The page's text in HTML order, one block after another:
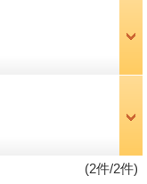
(2件/2件)